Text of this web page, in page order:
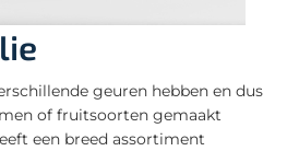
geuren hebben en dus
of fruitsoorten gemaakt
een breed assortiment